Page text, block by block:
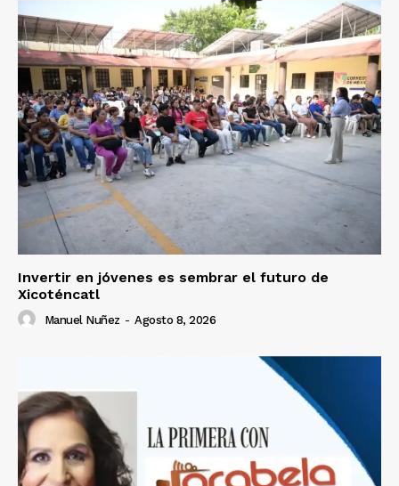
Invertir en jóvenes es sembrar el futuro de
Xicoténcatl
Manuel Nuñez - Agosto 8, 2026